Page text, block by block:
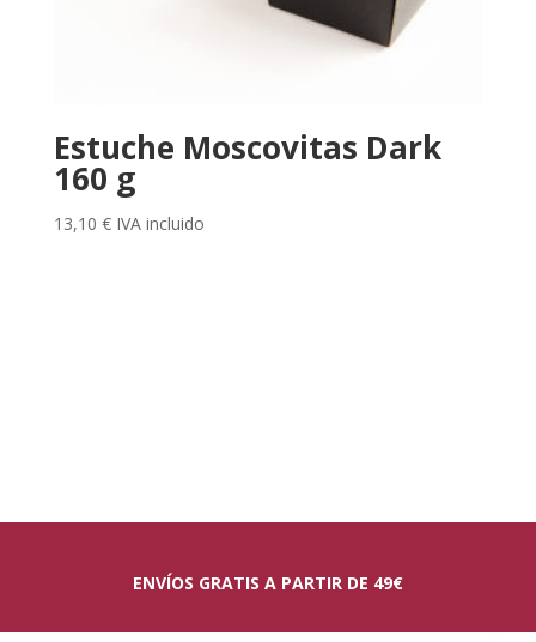
Estuche Moscovitas Dark
160 g
13,10 € IVA incluido
ENVÍOS GRATIS A PARTIR DE 49€